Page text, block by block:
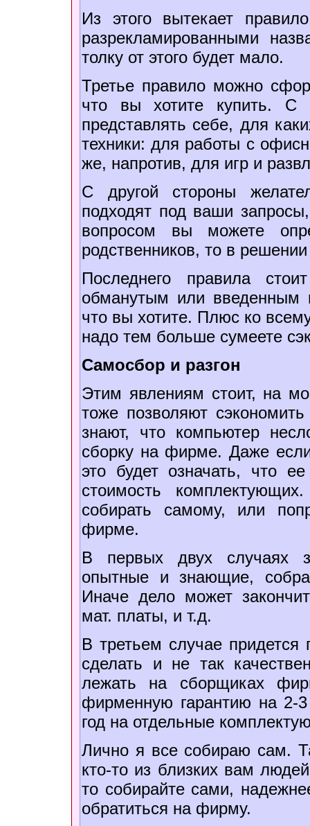
Из этого вытекает
разрекламированными
толку от этого будет мало.
Третье правило можно
что вы хотите купить. С
представлять себе, для
техники: для работы с
же, напротив, для игр и
С другой стороны
подходят под ваши
вопросом вы можете
родственников, то в
Последнего правила
обманутым или введенным
что вы хотите. Плюс ко
надо тем больше сумеете
Самосбор и разгон
Этим явлениям стоит, на
тоже позволяют
знают, что компьютер
сборку на фирме. Даже
это будет означать, что
стоимость
собирать самому, или
фирме.
В первых двух случаях
опытные и знающие,
Иначе дело может
мат. платы, и т.д.
В третьем случае придется
сделать и не так
лежать на сборщиках
фирменную гарантию на 2-
год на отдельные
Лично я все собираю сам.
кто-то из близких вам
то собирайте сами,
обратиться на фирму.